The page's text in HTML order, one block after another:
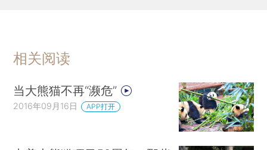
相关阅读
当大熊猫不再“濒危”
2016年09月16日 APP打开